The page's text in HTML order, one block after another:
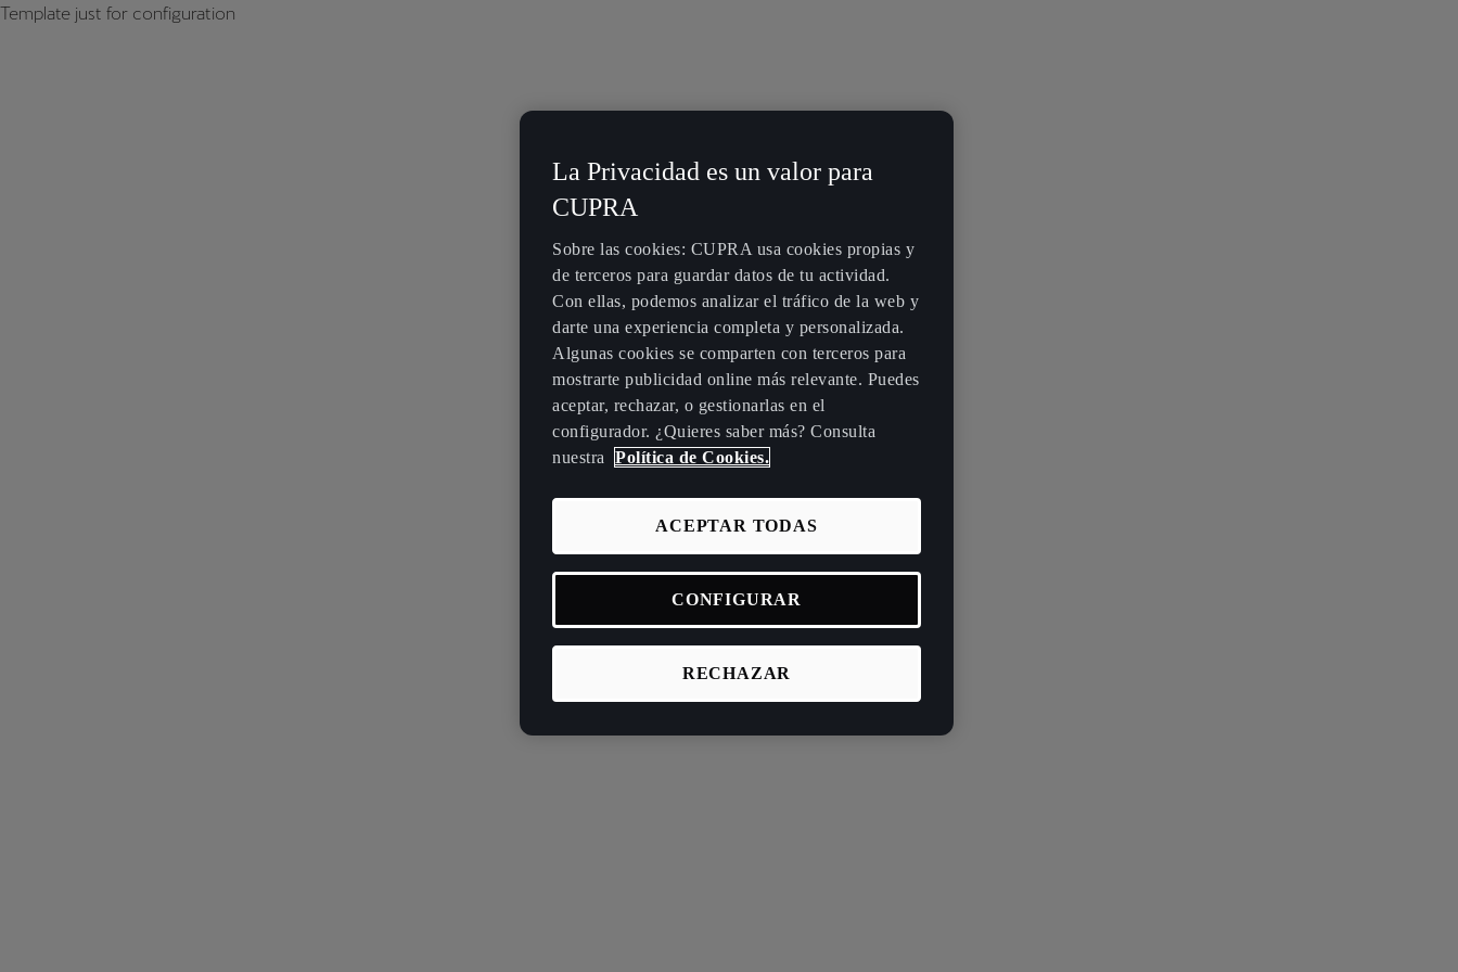
Template just for configuration
La Privacidad es un valor para
CUPRA
Sobre las cookies: CUPRA usa cookies propias y
de terceros para guardar datos de tu actividad.
Con ellas, podemos analizar el tráfico de la web y
darte una experiencia completa y personalizada.
Algunas cookies se comparten con terceros para
mostrarte publicidad online más relevante. Puedes
aceptar, rechazar, o gestionarlas en el
configurador. ¿Quieres saber más? Consulta
nuestra
Política de Cookies.
RECHAZAR
ACEPTAR TODAS
CONFIGURAR